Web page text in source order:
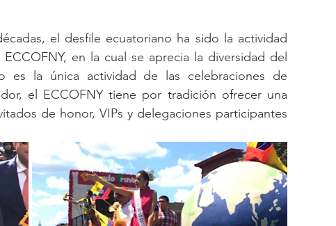
el desfile ecuatoriano ha sido la actividad
en la cual se aprecia la diversidad del
la única actividad de las celebraciones de
el ECCOFNY tiene por tradición ofrecer una
de honor, VIPs y delegaciones participantes